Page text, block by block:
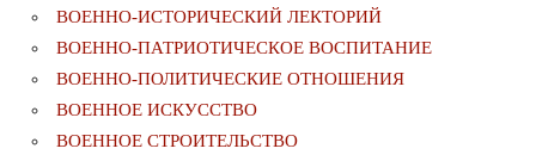
ВОЕННО-ИСТОРИЧЕСКИЙ ЛЕКТОРИЙ
ВОЕННО-ПАТРИОТИЧЕСКОЕ ВОСПИТАНИЕ
ВОЕННО-ПОЛИТИЧЕСКИE ОТНОШЕНИЯ
ВОЕННОЕ ИСКУССТВО
ВОЕННОЕ СТРОИТЕЛЬСТВО